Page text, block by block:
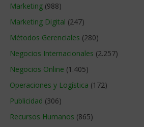
Marketing (988)
Marketing Digital (247)
Métodos Gerenciales (280)
Negocios Internacionales (2.257)
Negocios Online (1.405)
Operaciones y Logística (172)
Publicidad (306)
Recursos Humanos (865)